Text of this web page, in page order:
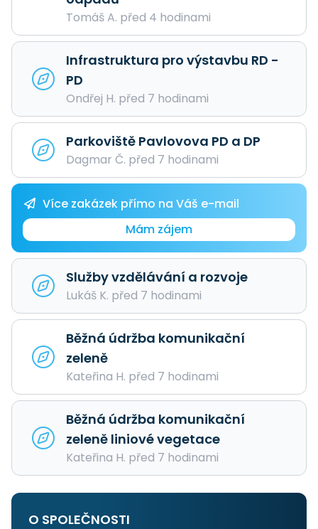
Tomáš A. před 4 hodinami
Infrastruktura pro výstavbu RD -
PD
Ondřej H. před 7 hodinami
Parkoviště Pavlovova PD a DP
Dagmar Č. před 7 hodinami
Více zakázek přímo na Váš e-mail
Mám zájem
Služby vzdělávání a rozvoje
Lukáš K. před 7 hodinami
Běžná údržba komunikační
zeleně
Kateřina H. před 7 hodinami
Běžná údržba komunikační
zeleně liniové vegetace
Kateřina H. před 7 hodinami
O SPOLEČNOSTI